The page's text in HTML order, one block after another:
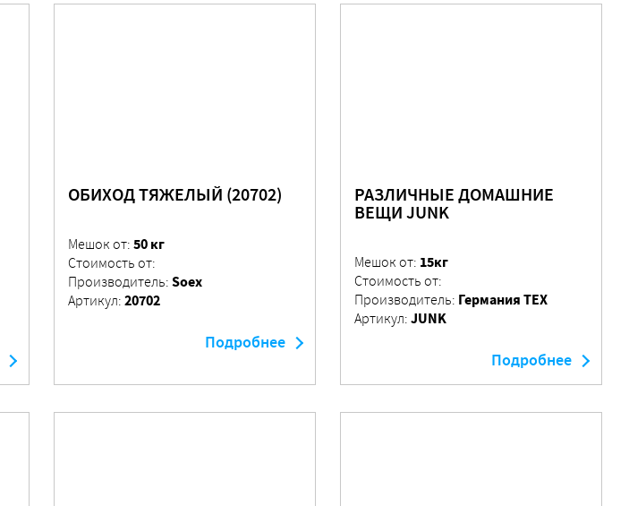
ОБИХОД ТЯЖЕЛЫЙ (20702)
Мешок от: 50 кг
Стоимость от:
Производитель: Soex
Артикул: 20702
Подробнее
РАЗЛИЧНЫЕ ДОМАШНИЕ
ВЕЩИ JUNK
Мешок от: 15кг
Стоимость от:
Производитель: Германия ТЕХ
Артикул: JUNK
Подробнее